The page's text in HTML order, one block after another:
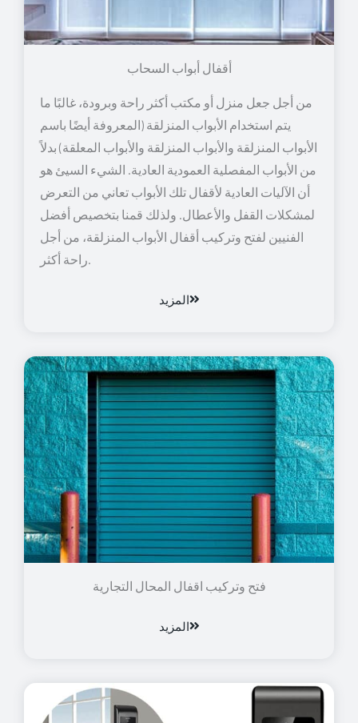
أقفال أبواب السحاب
من أجل جعل منزل أو مكتب أكثر راحة وبرودة، غالبًا ما
يتم استخدام الأبواب المنزلقة (المعروفة أيضًا باسم
الأبواب المنزلقة والأبواب المنزلقة والأبواب المعلقة) بدلاً
من الأبواب المفصلية العمودية العادية. الشيء السيئ هو
أن الآليات العادية لأقفال تلك الأبواب تعاني من التعرض
لمشكلات القفل والأعطال. ولذلك قمنا بتخصيص أفضل
الفنيين لفتح وتركيب أقفال الأبواب المنزلقة، من أجل
راحة أكثر.
المزيد
فتح وتركيب اقفال المحال التجارية
المزيد